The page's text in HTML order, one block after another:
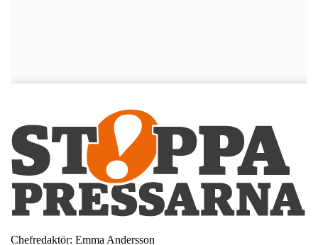
Chefredaktör: Emma Andersson